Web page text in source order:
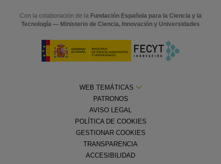
Con la colaboración de la Fundación Española para la Ciencia y la
Tecnología — Ministerio de Ciencia, Innovación y Universidades
WEB TEMÁTICAS
PATRONOS
AVISO LEGAL
POLÍTICA DE COOKIES
GESTIONAR COOKIES
TRANSPARENCIA
ACCESIBILIDAD